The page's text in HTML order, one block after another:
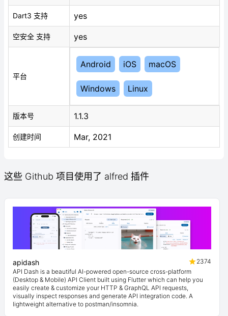
Dart3 支持 yes
空安全 支持 yes
平台
Android iOS macOS
Windows Linux
版本号 1.1.3
创建时间 Mar, 2021
这些 Github 项目使用了 alfred 插件
apidash
2374
API Dash is a beautiful AI-powered open-source cross-platform
(Desktop & Mobile) API Client built using Flutter which can help you
easily create & customize your HTTP & GraphQL API requests,
visually inspect responses and generate API integration code. A
lightweight alternative to postman/insomnia.